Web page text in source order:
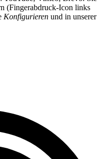
(Fingerabdruck-Icon links
Konfigurieren und in unserer